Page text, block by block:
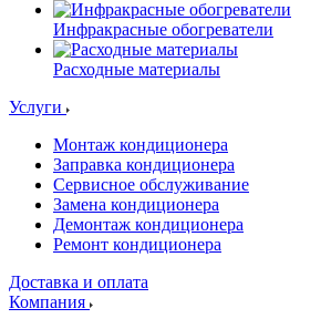
Инфракрасные обогреватели
Расходные материалы
Услуги
Монтаж кондиционера
Заправка кондиционера
Сервисное обслуживание
Замена кондиционера
Демонтаж кондиционера
Ремонт кондиционера
Доставка и оплата
Компания